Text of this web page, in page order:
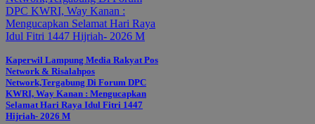
Kaperwil Lampung Media Rakyat Pos
Network & Risalahpos
Network,Tergabung Di Forum DPC
KWRI, Way Kanan : Mengucapkan
Selamat Hari Raya Idul Fitri 1447
Hijriah- 2026 M